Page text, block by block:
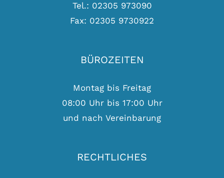
Tel.: 02305 973090
Fax: 02305 9730922
BÜROZEITEN
Montag bis Freitag
08:00 Uhr bis 17:00 Uhr
und nach Vereinbarung
RECHTLICHES